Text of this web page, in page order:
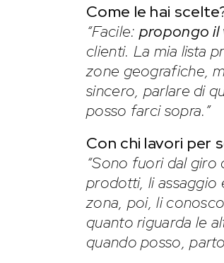
Come le hai
“Facile: propongo il
clienti. La mia lista
zone geografiche,
sincero, parlare di
posso farci sopra.”
Con chi lavori per
“Sono fuori dal
prodotti, li
zona, poi, li
quanto riguarda le
quando posso,